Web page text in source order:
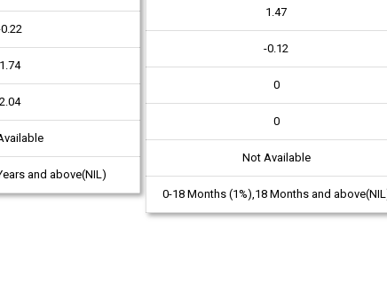
1.74
2.04
and above(NIL)
1.47
-0.12
0
0
Not Available
0-18 Months (1%),18 Months and